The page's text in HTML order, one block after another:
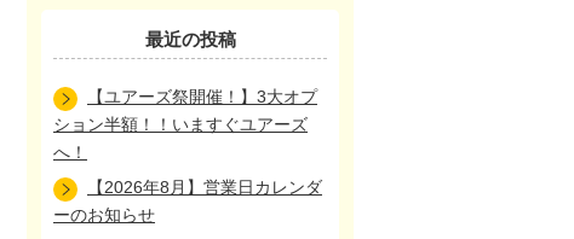
最近の投稿
【ユアーズ祭開催！】3大オプ
ション半額！！いますぐユアーズ
へ！
【2026年8月】営業日カレンダ
ーのお知らせ